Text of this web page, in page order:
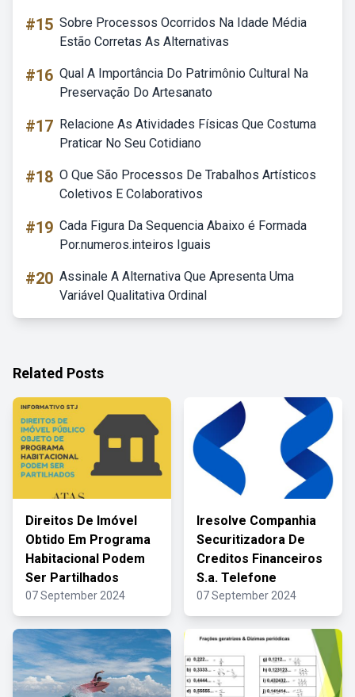
#15 Sobre Processos Ocorridos Na Idade Média
Estão Corretas As Alternativas
#16 Qual A Importância Do Patrimônio Cultural Na
Preservação Do Artesanato
#17 Relacione As Atividades Físicas Que Costuma
Praticar No Seu Cotidiano
#18 O Que São Processos De Trabalhos Artísticos
Coletivos E Colaborativos
#19 Cada Figura Da Sequencia Abaixo é Formada
Por.numeros.inteiros Iguais
#20 Assinale A Alternativa Que Apresenta Uma
Variável Qualitativa Ordinal
Related Posts
Direitos De Imóvel
Obtido Em Programa
Habitacional Podem
Ser Partilhados
07 September 2024
Iresolve Companhia
Securitizadora De
Creditos Financeiros
S.a. Telefone
07 September 2024